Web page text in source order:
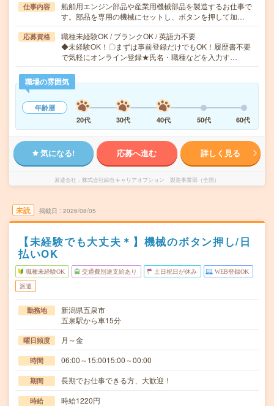
仕事内容
船舶用エンジン部品や産業用機械部品を製造するお仕事で
す。部品を専用の機械にセットし、ボタンを押して加…
応募資格
職種未経験OK / ブランクOK / 英語力不要
◆未経験OK！〇まずは事前登録だけでもOK！履歴書不要
で気軽にオンライン登録★氏名・職種などを入力す…
職場の雰囲気
年齢層
20代
30代 40代 50代 60代
気になる! 応募へ進む 詳しく見る
派遣会社 株式会社綜合キャリアオプション 製造事業部（全国）
未読 掲載日 2026/08/05
【未経験でも大丈夫＊】機械のボタン押し/日
払いOK
職種未経験OK 交通費別途支給あり 土日祝日が休み WEB登録OK
派遣
勤務地
新潟県五泉市
五泉駅から車15分
曜日頻度 月～金
時間 06:00～15:0015:00～00:00
期間 長期でお仕事できる方、大歓迎！
時給 時給1220円